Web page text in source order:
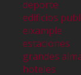
deporte
edificios
eixample
estaciones
grandes
hoteles